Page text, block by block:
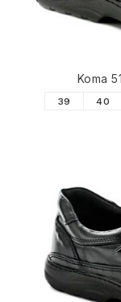
Koma
39 40